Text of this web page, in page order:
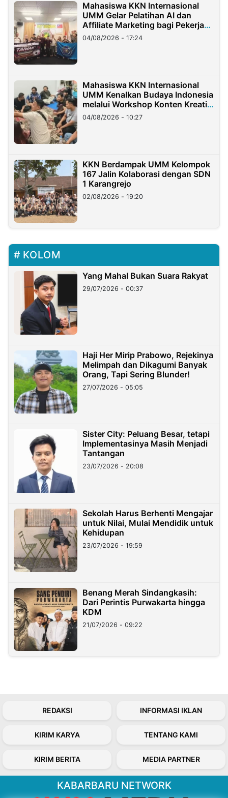
Mahasiswa KKN Internasional
UMM Gelar Pelatihan AI dan
Affiliate Marketing bagi Pekerja
Migran Indonesia di Taiwan
04/08/2026 - 17:24
Mahasiswa KKN Internasional
UMM Kenalkan Budaya Indonesia
melalui Workshop Konten Kreatif
di Taiwan
04/08/2026 - 10:27
KKN Berdampak UMM Kelompok
167 Jalin Kolaborasi dengan SDN
1 Karangrejo
02/08/2026 - 19:20
KOLOM
Yang Mahal Bukan Suara Rakyat
29/07/2026 - 00:37
Haji Her Mirip Prabowo, Rejekinya
Melimpah dan Dikagumi Banyak
Orang, Tapi Sering Blunder!
27/07/2026 - 05:05
Sister City: Peluang Besar, tetapi
Implementasinya Masih Menjadi
Tantangan
23/07/2026 - 20:08
Sekolah Harus Berhenti Mengajar
untuk Nilai, Mulai Mendidik untuk
Kehidupan
23/07/2026 - 19:59
Benang Merah Sindangkasih:
Dari Perintis Purwakarta hingga
KDM
21/07/2026 - 09:22
REDAKSI INFORMASI IKLAN
KIRIM KARYA TENTANG KAMI
KIRIM BERITA MEDIA PARTNER
KABARBARU NETWORK